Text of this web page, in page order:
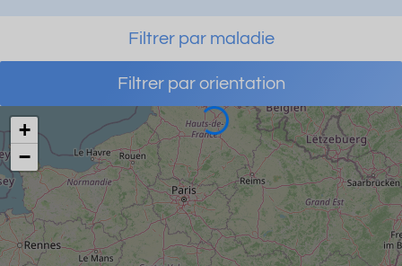
Filtrer par maladie
Filtrer par orientation
Chargement
+
−